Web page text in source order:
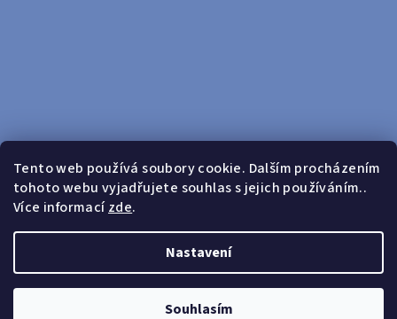
Tento web používá soubory cookie. Dalším procházením
tohoto webu vyjadřujete souhlas s jejich používáním..
Více informacízde.
Nastavení
Souhlasím
Sledovat na Instagramu
Doprava zdarma od 599 Kč